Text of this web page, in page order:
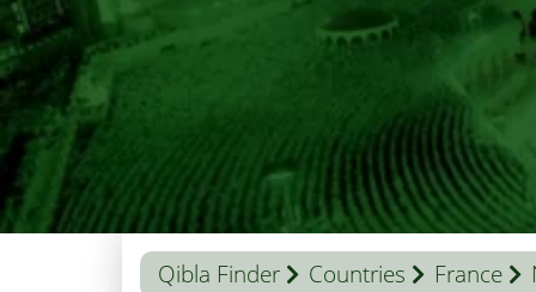
Qibla Finder Countries France